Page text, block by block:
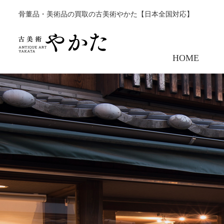
骨董品・美術品の買取の古美術やかた【日本全国対応】
HOME